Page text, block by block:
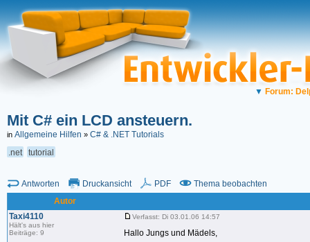
▼ Forum:
Mit C# ein LCD ansteuern.
in Allgemeine Hilfen » C# & .NET Tutorials
.net
tutorial
Antworten Druckansicht PDF
Thema beobachten
Autor
Taxi4110
Hält's aus hier
Beiträge: 9
Verfasst: Di 03.01.06 14:57
Hallo Jungs und Mädels,